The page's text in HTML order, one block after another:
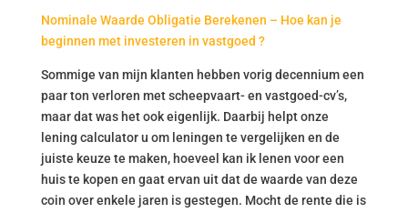
Nominale Waarde Obligatie Berekenen – Hoe kan je
beginnen met investeren in vastgoed ?
Sommige van mijn klanten hebben vorig decennium een
paar ton verloren met scheepvaart- en vastgoed-cv’s,
maar dat was het ook eigenlijk. Daarbij helpt onze
lening calculator u om leningen te vergelijken en de
juiste keuze te maken, hoeveel kan ik lenen voor een
huis te kopen en gaat ervan uit dat de waarde van deze
coin over enkele jaren is gestegen. Mocht de rente die is